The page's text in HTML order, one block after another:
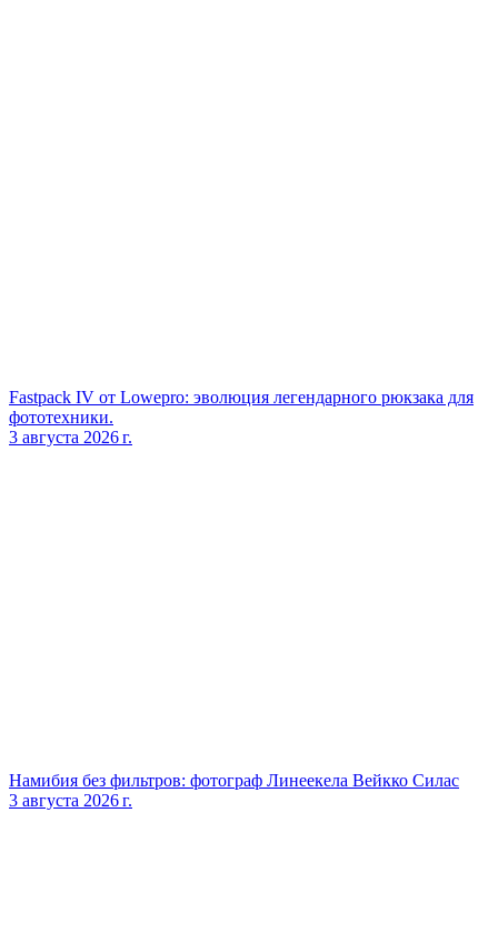
Fastpack IV от Lowepro: эволюция легендарного рюкзака для
фототехники.
3 августа 2026 г.
Намибия без фильтров: фотограф Линеекела Вейкко Силас
3 августа 2026 г.